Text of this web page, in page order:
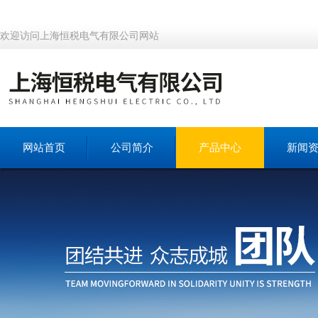
欢迎访问上海恒税电气有限公司网站
网站首页 公司简介 产品中心 新闻